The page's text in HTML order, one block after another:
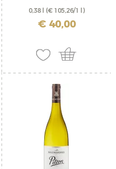
0,38 l (€ 105,26/1 l)
inkl. MwSt. zzgl. Versandkosten
€ 40,00